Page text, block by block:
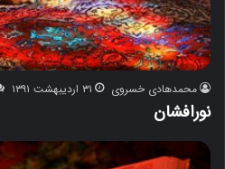
محمدهادی خسروی ۳۱ اردیبهشت ۱۳۹۱
نورافشان